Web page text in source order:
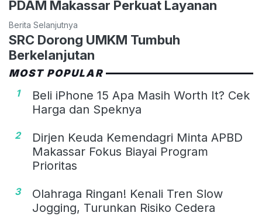
PDAM Makassar Perkuat Layanan
Berita Selanjutnya
SRC Dorong UMKM Tumbuh
Berkelanjutan
MOST POPULAR
1
Beli iPhone 15 Apa Masih Worth It? Cek
Harga dan Speknya
2
Dirjen Keuda Kemendagri Minta APBD
Makassar Fokus Biayai Program
Prioritas
3
Olahraga Ringan! Kenali Tren Slow
Jogging, Turunkan Risiko Cedera